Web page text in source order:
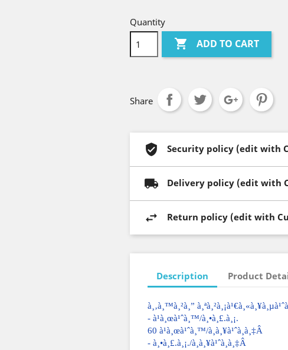
Quantity
 ADD TO CART
Share
Security policy (edit with
Delivery policy (edit with
Return policy (edit with
Description Product
à¸‚à¸™à¸²à¸”
- à¹à¸œà¹ˆà¸™/à¸•à¸£.à¸¡.
60 à¹à¸œà¹ˆà¸™/à¸à¸¥à¹ˆà¸­à¸‡Â
- à¸•à¸£.à¸¡./à¸à¸¥à¹ˆà¸­à¸‡Â